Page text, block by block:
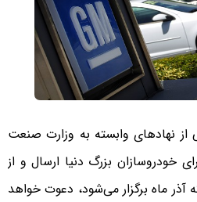
نهادهای وابسته به وزارت صنعت
خودروسازان بزرگ دنیا ارسال و از
آذر ماه برگزار می‌شود، دعوت خواهد